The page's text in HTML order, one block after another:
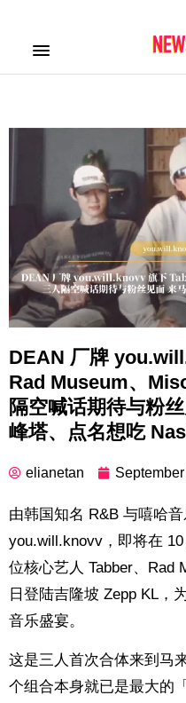
DEAN 厂牌
Rad Museum、
隔空喊话期待与粉
峰塔、点名想吃
elianetan
由韩国知名 R&B 与嘻哈
you.will.knovv，即将在
位核心艺人 Tabber、Rad
日登陆吉隆坡 Zepp KL，
音乐盛宴。
这是三人首次合体来到马
个组合本身就已是最大的